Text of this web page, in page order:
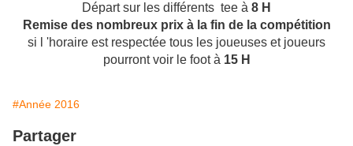
Départ sur les différents tee à 8 H
Remise des nombreux prix à la fin de la compétition
si l 'horaire est respectée tous les joueuses et joueurs
pourront voir le foot à 15 H
#Année 2016
Partager